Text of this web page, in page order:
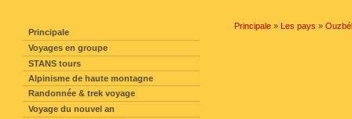
Principale » Les pays »
Principale
Voyages en groupe
STANS tours
Alpinisme de haute montagne
Randonnée & trek voyage
Voyage du nouvel an